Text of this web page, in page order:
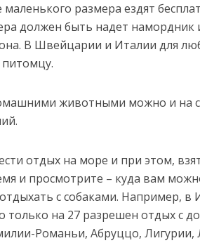
размера ездят
должен быть надет
В Швейцарии и Италии для
питомцу.
животными можно и на
отдых на море и при этом,
и просмотрите – куда вам
с собаками. Например, в
только на 27 разрешен отдых с
Романьи, Абруццо,